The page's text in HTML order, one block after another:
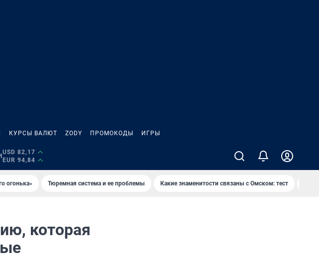
КУРСЫ ВАЛЮТ ZODY ПРОМОКОДЫ ИГРЫ
USD 82,17
EUR 94,84
огонька» Тюремная система и ее проблемы Какие знаменитости связаны с Омском: тест
которая